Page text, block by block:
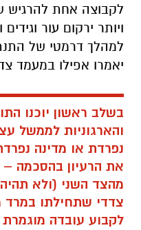
לקבוצה אחת להרגיש
ויותר ירקום עור וגידים
למהלך דרמטי של
יאמרו אפילו במעמד
בשלב ראשון יוכנו
והארגוניות לממשל
נפרדת או מדינה
את הרעיון בהסכמה
מהצד השני (ולא
צדדי שתחילתו במרד
לקבוע עובדה